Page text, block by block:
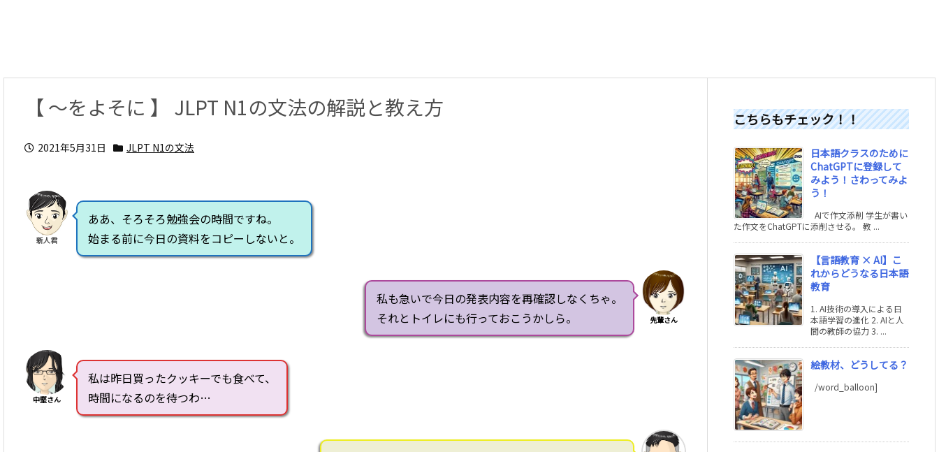
【 ～をよそに 】 JLPT N1の文法の解説と教え方
2021年5月31日 JLPT N1の文法
新人君
ああ、そろそろ勉強会の時間ですね。
始まる前に今日の資料をコピーしないと。
私も急いで今日の発表内容を再確認しなくちゃ。
それとトイレにも行っておこうかしら。
先輩さん
中堅さん
私は昨日買ったクッキーでも食べて、
時間になるのを待つわ…
こちらもチェック！！
日本語クラスのために
ChatGPTに登録して
みよう！さわってみよ
う！
AIで作文添削 学生が書い
た作文をChatGPTに添削させる。 教 ...
【言語教育 × AI】こ
れからどうなる日本語
教育
1. AI技術の導入による日
本語学習の進化 2. AIと人
間の教師の協力 3. ...
絵教材、どうしてる？
/word_balloon]